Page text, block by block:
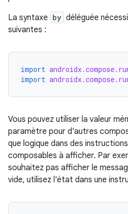
La syntaxe by déléguée
suivantes :
import
import
Vous pouvez utiliser la valeur
paramètre pour d'autres
que logique dans des
composables à afficher. Par
souhaitez pas afficher le
vide, utilisez l'état dans une